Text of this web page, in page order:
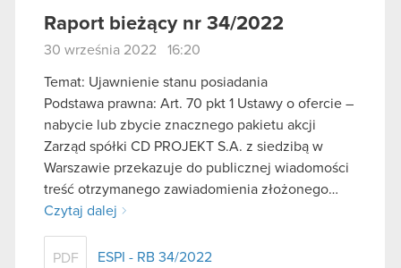
Raport bieżący nr 34/2022
30 września 2022 16:20
Temat: Ujawnienie stanu posiadania
Podstawa prawna: Art. 70 pkt 1 Ustawy o ofercie –
nabycie lub zbycie znacznego pakietu akcji
Zarząd spółki CD PROJEKT S.A. z siedzibą w
Warszawie przekazuje do publicznej wiadomości
treść otrzymanego zawiadomienia złożonego…
Czytaj dalej
PDF ESPI - RB 34/2022